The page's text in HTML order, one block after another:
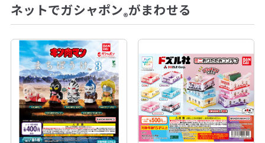
ネットでガシャポン®がまわせる